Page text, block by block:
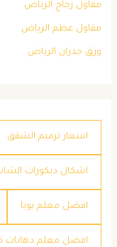
مقاول زجاج الرياض
مقاول عظم الرياض
ورق جدران الرياض
اسعار ترميم الشقق
اشكال ديكورات
افضل معلم بويا
افضل معلم دهانات